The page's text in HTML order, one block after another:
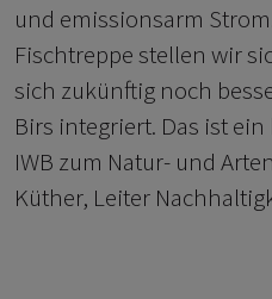
und emissionsarm
Fischtreppe stellen wir
sich zukünftig noch
Birs integriert. Das ist
IWB zum Natur- und
Küther, Leiter